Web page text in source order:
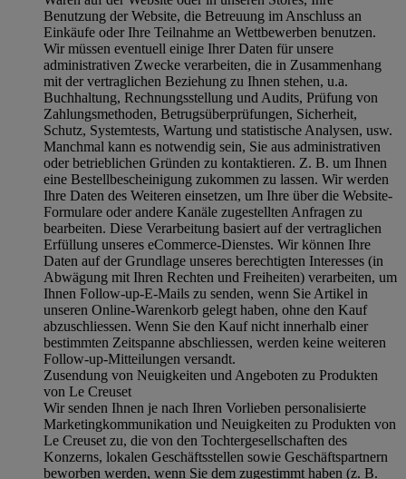
Benutzung der Website, die Betreuung im Anschluss an
Einkäufe oder Ihre Teilnahme an Wettbewerben benutzen.
Wir müssen eventuell einige Ihrer Daten für unsere
administrativen Zwecke verarbeiten, die in Zusammenhang
mit der vertraglichen Beziehung zu Ihnen stehen, u.a.
Buchhaltung, Rechnungsstellung und Audits, Prüfung von
Zahlungsmethoden, Betrugsüberprüfungen, Sicherheit,
Schutz, Systemtests, Wartung und statistische Analysen, usw.
Manchmal kann es notwendig sein, Sie aus administrativen
oder betrieblichen Gründen zu kontaktieren. Z. B. um Ihnen
eine Bestellbescheinigung zukommen zu lassen. Wir werden
Ihre Daten des Weiteren einsetzen, um Ihre über die Website-
Formulare oder andere Kanäle zugestellten Anfragen zu
bearbeiten. Diese Verarbeitung basiert auf der vertraglichen
Erfüllung unseres eCommerce-Dienstes. Wir können Ihre
Daten auf der Grundlage unseres berechtigten Interesses (in
Abwägung mit Ihren Rechten und Freiheiten) verarbeiten, um
Ihnen Follow-up-E-Mails zu senden, wenn Sie Artikel in
unseren Online-Warenkorb gelegt haben, ohne den Kauf
abzuschliessen. Wenn Sie den Kauf nicht innerhalb einer
bestimmten Zeitspanne abschliessen, werden keine weiteren
Follow-up-Mitteilungen versandt.
Zusendung von Neuigkeiten und Angeboten zu Produkten
von Le Creuset
Wir senden Ihnen je nach Ihren Vorlieben personalisierte
Marketingkommunikation und Neuigkeiten zu Produkten von
Le Creuset zu, die von den Tochtergesellschaften des
Konzerns, lokalen Geschäftsstellen sowie Geschäftspartnern
beworben werden, wenn Sie dem zugestimmt haben (z. B.